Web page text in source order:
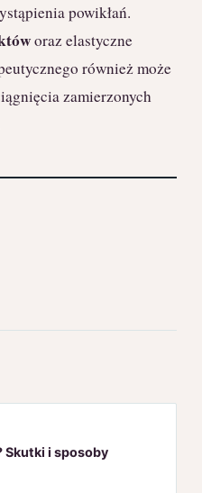
powikłań.
oraz elastyczne
również może
zamierzonych
Skutki i sposoby